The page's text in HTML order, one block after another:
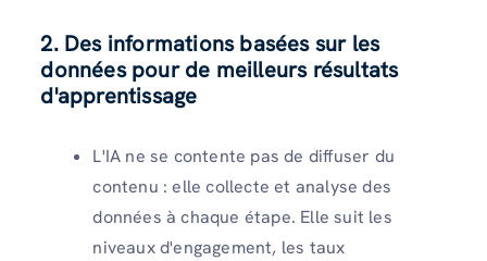
2. Des informations basées sur les
données pour de meilleurs résultats
d'apprentissage
L'IA ne se contente pas de diffuser du
contenu : elle collecte et analyse des
données à chaque étape. Elle suit les
niveaux d'engagement, les taux